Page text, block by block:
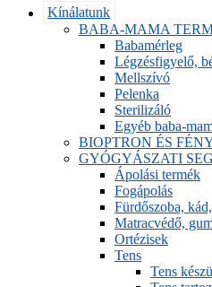
Kínálatunk
BABA-MAMA
Babamérleg
Légzésfigyelő,
Mellszívó
Pelenka
Sterilizáló
Egyéb baba-
BIOPTRON ÉS
GYÓGYÁSZATI
Ápolási termék
Fogápolás
Fürdőszoba,
Matracvédő,
Ortézisek
Tens
Tens